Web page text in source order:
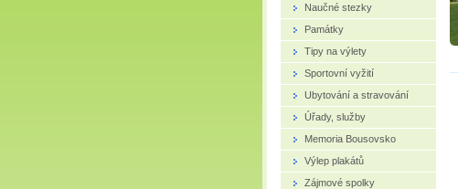
Naučné stezky
Památky
Tipy na výlety
Sportovní vyžití
Ubytování a stravování
Úřady, služby
Memoria Bousovsko
Výlep plakátů
Zájmové spolky